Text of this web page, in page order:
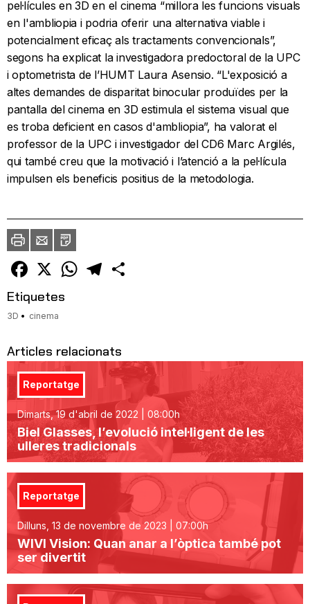
pel·lícules en 3D en el cinema “millora les funcions visuals
en l'ambliopia i podria oferir una alternativa viable i
potencialment eficaç als tractaments convencionals”,
segons ha explicat la investigadora predoctoral de la UPC
i optometrista de l’HUMT Laura Asensio. “L'exposició a
altes demandes de disparitat binocular produïdes per la
pantalla del cinema en 3D estimula el sistema visual que
es troba deficient en casos d'ambliopia”, ha valorat el
professor de la UPC i investigador del CD6 Marc Argilés,
qui també creu que la motivació i l’atenció a la pel·lícula
impulsen els beneficis positius de la metodologia.
ImprimirEnvia
un
amic
PDF
Facebook
X WhatsAppTelegram
Etiquetes
3D cinema
Articles relacionats
Reportatge
Dimarts, 19 d'abril de 2022 | 08:00h
Biel Glasses, l’evolució intel·ligent de les
ulleres tradicionals
Reportatge
Dilluns, 13 de novembre de 2023 | 07:00h
WIVI Vision: Quan anar a l’òptica també pot
ser divertit